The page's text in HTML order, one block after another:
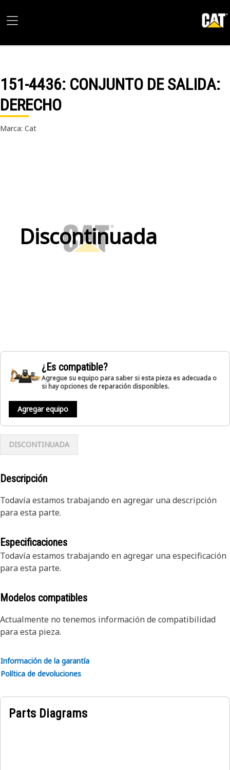
151-4436: CONJUNTO DE SALIDA:
DERECHO
Marca: Cat
Discontinuada
¿Es compatible?
Agregue su equipo para saber si esta pieza es adecuada o
si hay opciones de reparación disponibles.
Agregar equipo
DISCONTINUADA
Descripción
Todavía estamos trabajando en agregar una descripción
para esta parte.
Especificaciones
Todavía estamos trabajando en agregar una especificación
para esta parte.
Modelos compatibles
Actualmente no tenemos información de compatibilidad
para esta pieza.
Información de la garantía
Política de devoluciones
Parts Diagrams